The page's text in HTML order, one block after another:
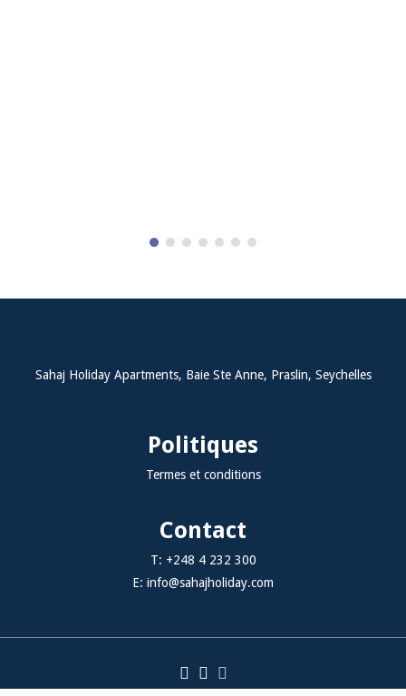
Sahaj Holiday Apartments, Baie Ste Anne, Praslin, Seychelles
Politiques
Termes et conditions
Contact
T: +248 4 232 300
E: info@sahajholiday.com